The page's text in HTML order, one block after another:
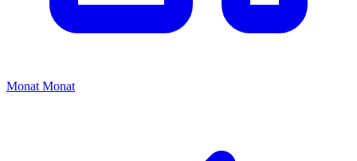
Monat Monat